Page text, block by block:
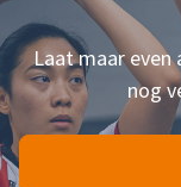
Laat maar even
nog